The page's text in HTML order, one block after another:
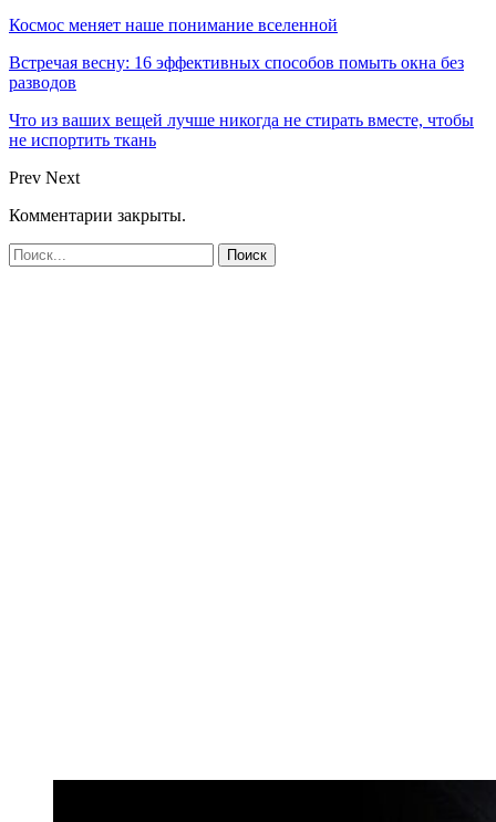
Космос меняет наше понимание вселенной
Встречая весну: 16 эффективных способов помыть окна без
разводов
Что из ваших вещей лучше никогда не стирать вместе, чтобы
не испортить ткань
Prev Next
Комментарии закрыты.